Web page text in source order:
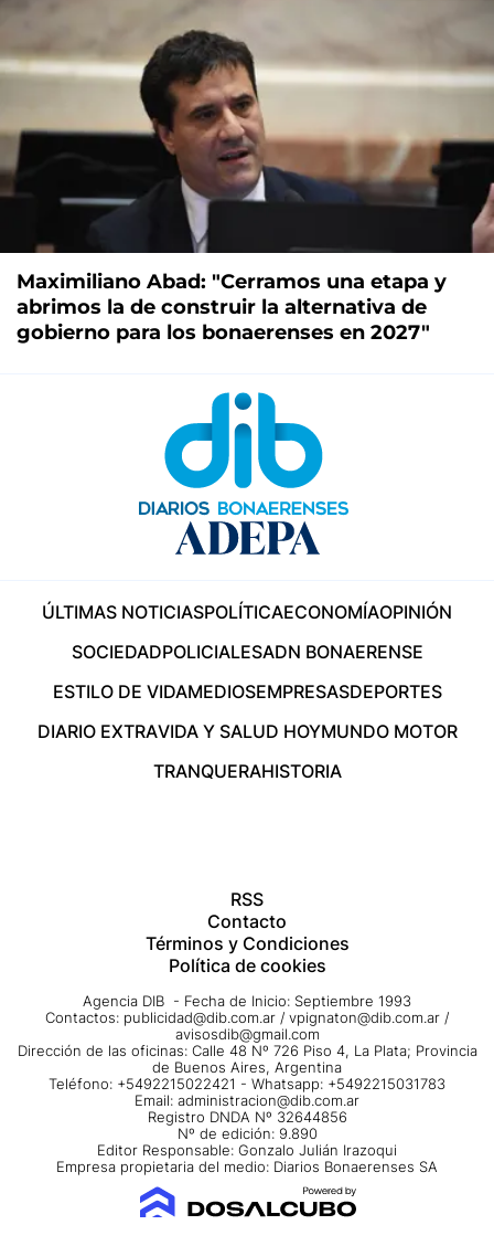
Maximiliano Abad: "Cerramos una etapa y
abrimos la de construir la alternativa de
gobierno para los bonaerenses en 2027"
ÚLTIMAS NOTICIASPOLÍTICAECONOMÍAOPINIÓN
SOCIEDADPOLICIALESADN BONAERENSE
ESTILO DE VIDAMEDIOSEMPRESASDEPORTES
DIARIO EXTRAVIDA Y SALUD HOYMUNDO MOTOR
TRANQUERAHISTORIA
RSS
Contacto
Términos y Condiciones
Política de cookies
Agencia DIB - Fecha de Inicio: Septiembre 1993
Contactos: publicidad@dib.com.ar / vpignaton@dib.com.ar /
avisosdib@gmail.com
Dirección de las oficinas: Calle 48 Nº 726 Piso 4, La Plata; Provincia
de Buenos Aires, Argentina
Teléfono: +5492215022421 - Whatsapp: +5492215031783
Email: administracion@dib.com.ar
Registro DNDA Nº 32644856
Nº de edición: 9.890
Editor Responsable: Gonzalo Julián Irazoqui
Empresa propietaria del medio: Diarios Bonaerenses SA